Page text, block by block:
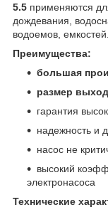
5.5 применяются
дождевания,
водоемов, емкостей.
Преимущества:
большая
размер
гарантия
надежность и
насос не
высокий
электронасоса
Технические